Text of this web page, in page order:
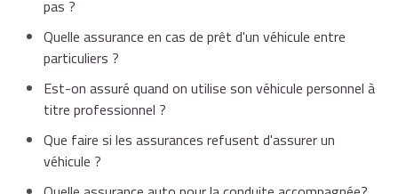
pas ?
Quelle assurance en cas de prêt d'un véhicule entre
particuliers ?
Est-on assuré quand on utilise son véhicule personnel à
titre professionnel ?
Que faire si les assurances refusent d'assurer un
véhicule ?